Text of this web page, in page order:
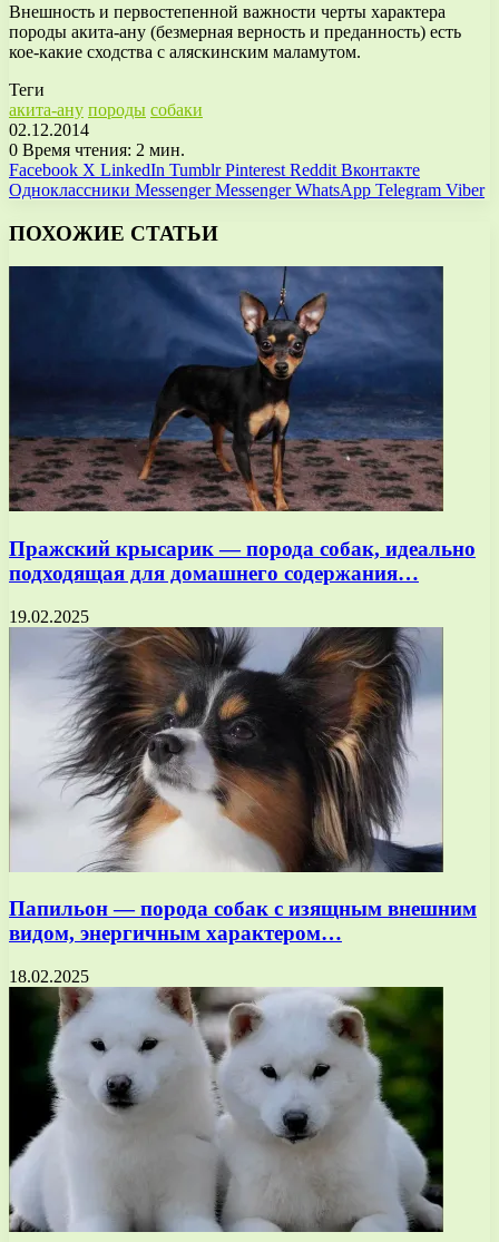
Внешность и первостепенной важности черты характера
породы акита-ану (безмерная верность и преданность) есть
кое-какие сходства с аляскинским маламутом.
Теги
акита-ану породы собаки
02.12.2014
0 Время чтения: 2 мин.
Facebook X LinkedIn Tumblr Pinterest Reddit Вконтакте
Одноклассники Messenger Messenger WhatsApp Telegram Viber
ПОХОЖИЕ СТАТЬИ
Пражский крысарик — порода собак, идеально
подходящая для домашнего содержания…
19.02.2025
Папильон — порода собак с изящным внешним
видом, энергичным характером…
18.02.2025